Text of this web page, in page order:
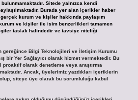
Sitede yalnızca kendi
Burada yer alan içerikler haber
kurum ve kişiler hakkında paylaşım
ve kişiler ile isim benzerlikleri tamamen
taslak halindedir ve tavsiye niteliği
gereğince Bilgi Teknolojileri ve İletişim Kurumu
bir Yer Sağlayıcı olarak hizmet vermektedir. Bu
olarak denetleme veya araştırma
Ancak, üyelerimiz yazdıkları içeriklerin
siteye üye olarak bu sorumluluğu kabul